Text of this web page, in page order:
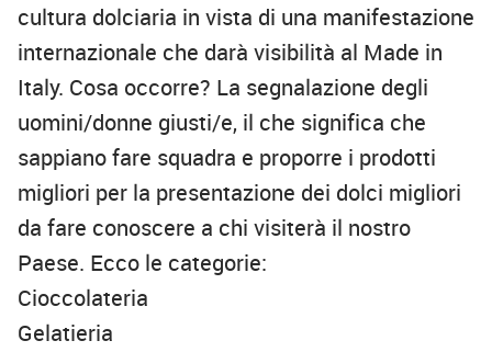
cultura dolciaria in vista di una manifestazione
internazionale che darà visibilità al Made in
Italy. Cosa occorre? La segnalazione degli
uomini/donne giusti/e, il che significa che
sappiano fare squadra e proporre i prodotti
migliori per la presentazione dei dolci migliori
da fare conoscere a chi visiterà il nostro
Paese. Ecco le categorie:
Cioccolateria
Gelatieria